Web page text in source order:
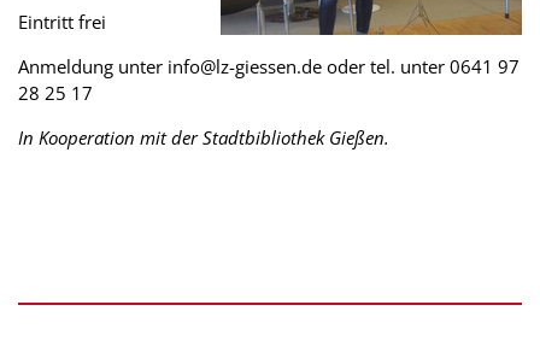
Eintritt frei
Anmeldung unter info@lz-giessen.de oder tel. unter 0641 97
28 25 17
In Kooperation mit der Stadtbibliothek Gießen.